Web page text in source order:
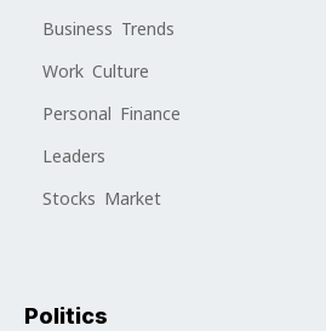
Business Trends
Work Culture
Personal Finance
Leaders
Stocks Market
Politics